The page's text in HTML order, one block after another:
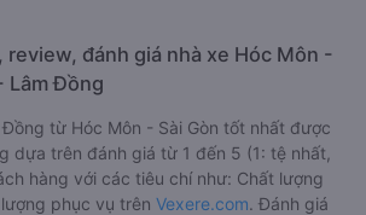
review, đánh giá nhà xe Hóc Môn -
Lâm Đồng
từ Hóc Môn - Sài Gòn tốt nhất được
dựa trên đánh giá từ 1 đến 5 (1: tệ nhất,
hàng với các tiêu chí như: Chất lượng
phục vụ trên Vexere.com. Đánh giá